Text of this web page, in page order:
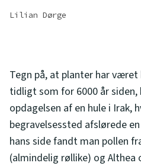
Lilian Dørge
Tegn på, at planter har
tidligt som for 6000 år
opdagelsen af en hule i Irak,
begravelsessted afslørede
hans side fandt man pollen
(almindelig røllike) og